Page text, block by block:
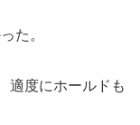
た。
適度にホールドも